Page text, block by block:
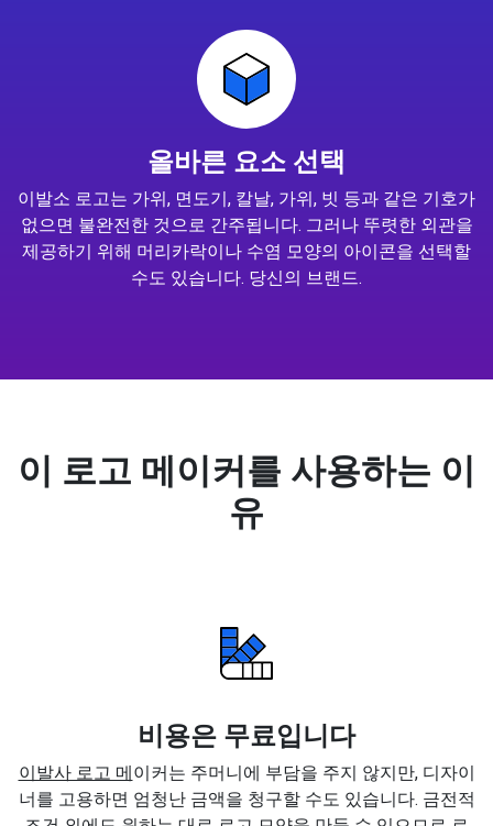
올바른 요소 선택
이발소 로고는 가위, 면도기, 칼날, 가위, 빗 등과 같은 기호가
없으면 불완전한 것으로 간주됩니다. 그러나 뚜렷한 외관을
제공하기 위해 머리카락이나 수염 모양의 아이콘을 선택할
수도 있습니다. 당신의 브랜드.
이 로고 메이커를 사용하는 이
유
비용은 무료입니다
이발사 로고 메이커는 주머니에 부담을 주지 않지만, 디자이
너를 고용하면 엄청난 금액을 청구할 수도 있습니다. 금전적